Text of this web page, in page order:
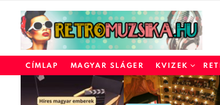
CÍMLAP MAGYAR SLÁGER KVIZEK
LATEST
STORIES